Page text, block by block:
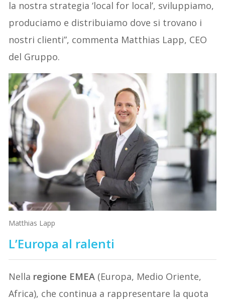
la nostra strategia ‘local for local’, sviluppiamo,
produciamo e distribuiamo dove si trovano i
nostri clienti”, commenta Matthias Lapp, CEO
del Gruppo.
Matthias Lapp
L’Europa al ralenti
Nella regione EMEA (Europa, Medio Oriente,
Africa), che continua a rappresentare la quota